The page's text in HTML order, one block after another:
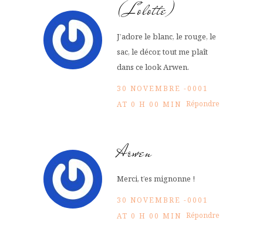
(Lolotte)
J’adore le blanc, le rouge, le
sac, le décor, tout me plaît
dans ce look Arwen.
30 NOVEMBRE -0001
AT 0 H 00 MIN Répondre
Arwen
Merci, t’es mignonne !
30 NOVEMBRE -0001
AT 0 H 00 MIN Répondre